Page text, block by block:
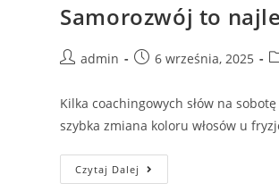
Samorozwój to
admin 6 września, 2025
Kilka coachingowych słów na
szybka zmiana koloru włosów u
Czytaj Dalej